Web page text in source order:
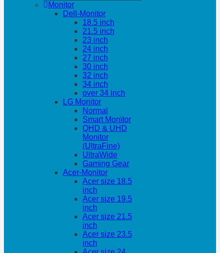
Monitor
Dell-Monitor
18.5 inch
21.5 inch
23 inch
24 inch
27 inch
30 inch
32 inch
34 inch
over 34 inch
LG Monitor
Normal
Smart Monitor
QHD & UHD
Monitor
(UltraFine)
UltraWide
Gaming Gear
Acer-Monitor
Acer size 18.5
inch
Acer size 19.5
inch
Acer size 21.5
inch
Acer size 23.5
inch